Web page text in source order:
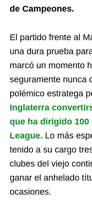
de Campeones.
El partido frente al
una dura prueba
marcó un momento
seguramente nunca
polémico estratega
Inglaterra
que ha dirigido
League. Lo más
tenido a su cargo
clubes del viejo
ganar el anhelado
ocasiones.